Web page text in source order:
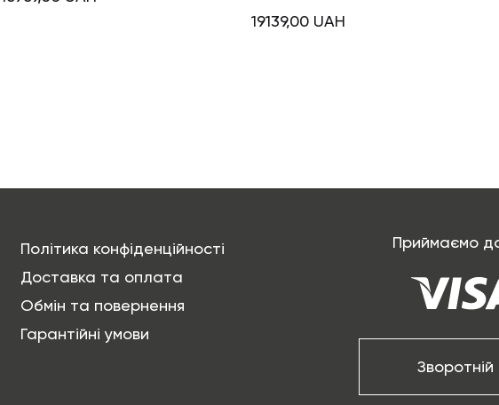
19139,00 UAH
Політика конфіденційності
Доставка та оплата
Обмін та повернення
Гарантійні умови
Приймаємо
Зворотній